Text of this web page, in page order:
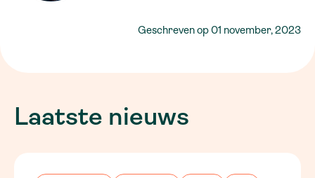
Geschreven op01 november, 2023
Laatste nieuws